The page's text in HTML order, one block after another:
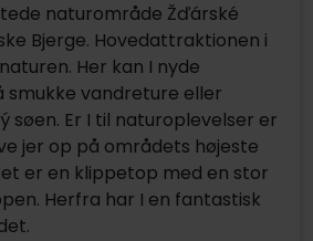
naturområde Žďárské
Bjerge. Hovedattraktionen i
Her kan I nyde
smukke vandreture eller
søen. Er I til naturoplevelser er
jer op på områdets højeste
er en klippetop med en stor
Herfra har I en fantastisk